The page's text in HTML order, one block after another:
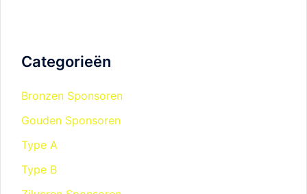
Categorieën
Bronzen Sponsoren
Gouden Sponsoren
Type A
Type B